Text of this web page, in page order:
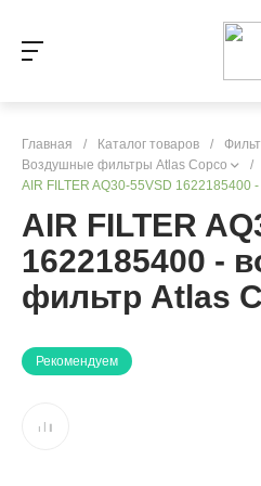
Главная / Каталог товаров /
Воздушные фильтры Atlas Copco
/
AIR FILTER AQ30-55VSD
AIR FILTER
1622185400 -
фильтр Atlas
Рекомендуем